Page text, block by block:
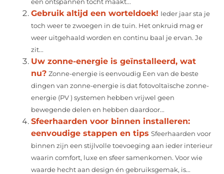
een ontspannen tocht maakt...
Gebruik altijd een worteldoek! Ieder jaar sta je
toch weer te zwoegen in de tuin. Het onkruid mag er
weer uitgehaald worden en continu baal je ervan. Je
zit...
Uw zonne-energie is geïnstalleerd, wat
nu? Zonne-energie is eenvoudig Een van de beste
dingen van zonne-energie is dat fotovoltaïsche zonne-
energie (PV ) systemen hebben vrijwel geen
bewegende delen en hebben daardoor...
Sfeerhaarden voor binnen installeren:
eenvoudige stappen en tips Sfeerhaarden voor
binnen zijn een stijlvolle toevoeging aan ieder interieur
waarin comfort, luxe en sfeer samenkomen. Voor wie
waarde hecht aan design én gebruiksgemak, is...